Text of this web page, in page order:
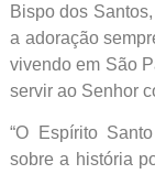
Bispo dos
a adoração
vivendo em São
servir ao Senhor
“O Espírito
sobre a história